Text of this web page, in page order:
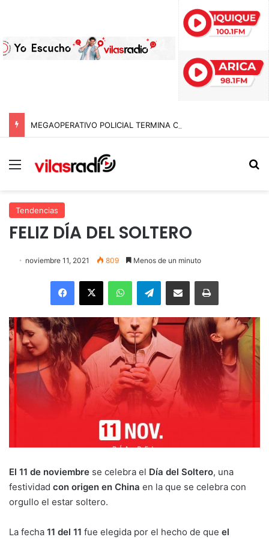
Menú
Tendencias
FELIZ DÍA DEL SOLTERO
noviembre 11, 2021 809 Menos de un minuto
Facebook
X WhatsAppTelegramEnviar vía email Imprimir
El 11 de noviembre se celebra el Día del Soltero, una
festividad con origen en China en la que se celebra con
orgullo el estar soltero.
La fecha 11 del 11 fue elegida por el hecho de que el